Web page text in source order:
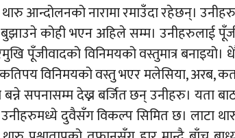
थारु आन्दोलनको नारामा रमाउँदा रहेछन्।
कोही भएन अहिले सम्म। उनीहरुलाई
पूँजीवादको विनिमयको वस्तुमात्र
विनिमयको वस्तु भएर मलेसिया, अरब,
बन्ने सपनासम्म देख्न बर्जित छन् उनीहरु। यता
दुवैसँग विकल्प सिमित छ। लाटा